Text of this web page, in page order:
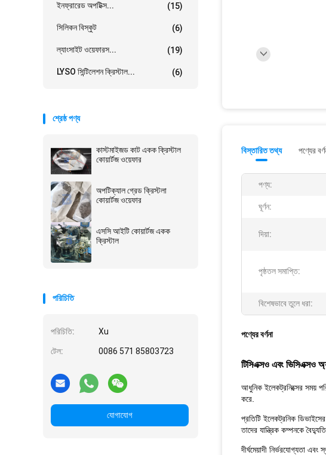
ইনফ্রারেড অপটিক্স... (15)
সিলিকন বিস্কুট (6)
ল্যাংসাইট ওয়েফারস... (19)
LYSO সিন্টিলেশন ক্রিস্টাল... (6)
শ্রেষ্ঠ পণ্য
কাস্টমাইজড কাট একক ক্রিস্টাল
কোয়ার্টজ ওয়েফার
অপটিক্যাল গ্রেড ক্রিস্টলা
কোয়ার্টজ ওয়েফার
এসসি আইটি কোয়ার্টজ একক
ক্রিস্টাল
পরিচিতি
পরিচিতি: Xu
টেল: 0086 571 85803723
যোগাযোগ
বিস্তারিত তথ্য পণ্যের
পণ্য:
ঘূর্ণন:
দিয়া:
পৃষ্ঠতল সমাপ্তি:
বিশেষভাবে তুলে ধরা:
পণ্যের বর্ণনা
টিসিএক্সও এবং ভিসিএক্সও
আধুনিক ইলেকট্রনিক্সের সময়
করে.
প্রতিটি ইলেকট্রনিক
তাদের যান্ত্রিক কম্পনকে
দীর্ঘমেয়াদী নির্ভরযোগ্যতা